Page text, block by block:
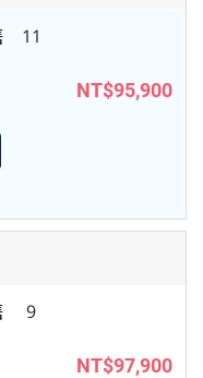
11
NT$95,900
9
NT$97,900